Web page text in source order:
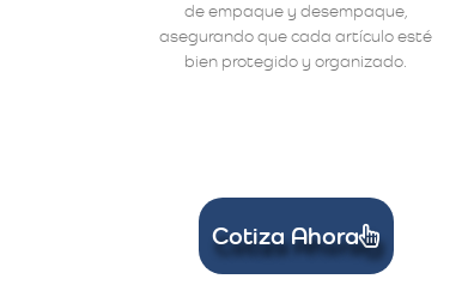
de empaque y desempaque,
asegurando que cada artículo esté
bien protegido y organizado.
Cotiza Ahora